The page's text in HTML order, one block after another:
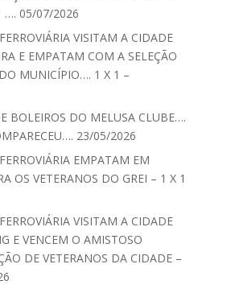
…. 05/07/2026
VISITAM A CIDADE
E EMPATAM COM A SELEÇÃO
MUNICÍPIO…. 1 X 1 –
BOLEIROS DO MELUSA CLUBE….
23/05/2026
EMPATAM EM
OS VETERANOS DO GREI – 1 X 1
VISITAM A CIDADE
E VENCEM O AMISTOSO
DE VETERANOS DA CIDADE –